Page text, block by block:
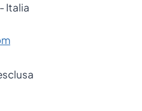
Italia